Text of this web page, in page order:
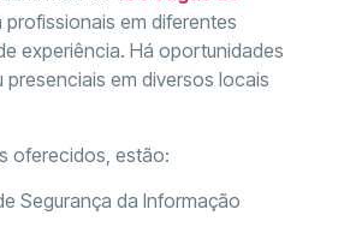
profissionais em diferentes
experiência. Há oportunidades
em diversos locais
oferecidos, estão:
Segurança da Informação